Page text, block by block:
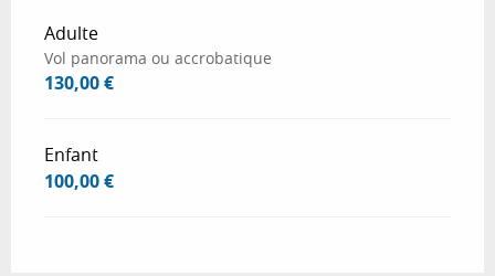
Adulte
Vol panorama ou accrobatique
130,00 €
Enfant
100,00 €